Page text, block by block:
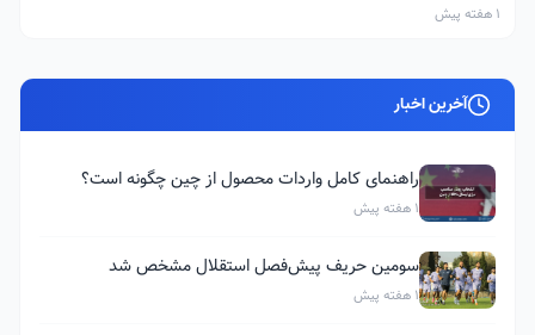
1 هفته پیش
آخرین اخبار
راهنمای کامل واردات محصول از چین چگونه است؟
1 هفته پیش
سومین حریف پیش‌فصل استقلال مشخص شد
1 هفته پیش